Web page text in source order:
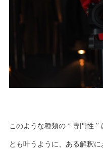
このような種類の “ 専門性 ”
とも叶うように、ある解釈